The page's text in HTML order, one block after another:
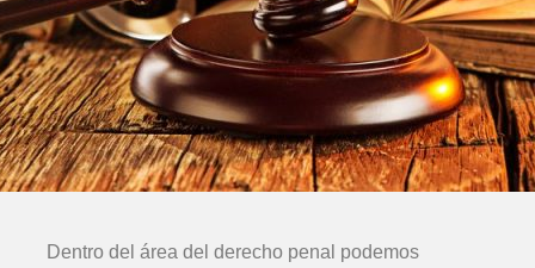
Dentro del área del derecho penal podemos